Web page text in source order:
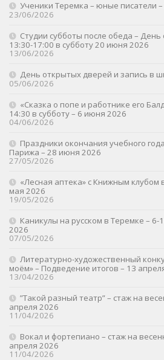
Ученики Теремка – юные писатели
23/06/2026
Студии субботы после обеда –
13:30-17:00 в субботу 20 июня 2026
13/06/2026
День открытых дверей и запись в
05/06/2026
«Сказка о попе и работнике его
14:30 в субботу – 6 июня 2026
04/06/2026
Праздники окончания учебного
Парижа – 28 июня 2026
27/05/2026
«Лесная аптека» с Книжным клубом
мая 2026
19/05/2026
Каникулы на русском в Теремке – 6-
2026
07/05/2026
Литературно-художественный
моём» – Подведение итогов – 13
13/04/2026
”Такой разный театр” – стаж на
апреля 2026
11/04/2026
Вокал и фортепиано – стаж на
апреля 2026
11/04/2026